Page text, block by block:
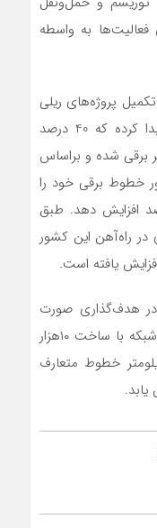
فعالیت‌ها به واسطه
پروژه‌های ریلی
در سال‌های اخیر به حدی افزایش پیدا کرده که 40 درصد
برقی شده و براساس
خطوط برقی خود را
سال میلادی امسال تا ۷۰درصد افزایش دهد. طبق
در راه‌آهن این کشور
در هدف‌گذاری صورت
گرفته برای راه‌آهن ترکیه بنا است کل شبکه با ساخت ۱۰هزار
و 4هزار کیلومتر خطوط متعارف